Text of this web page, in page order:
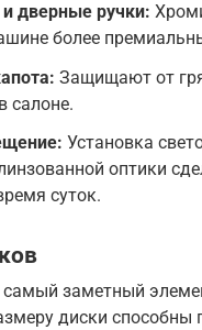
дверные ручки:
более
Защищают от
салоне.
Установка
оптики
суток.
самый заметный
диски способны